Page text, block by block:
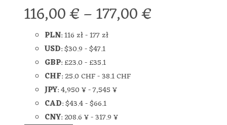
116,00€–177,00€
PLN:116 zł-177 zł
USD:$30.9-$47.1
GBP:£23.0-£35.1
CHF:25.0 CHF-38.1 CHF
JPY:4,950 ¥-7,545 ¥
CAD:$43.4-$66.1
CNY:208.6 ¥-317.9 ¥